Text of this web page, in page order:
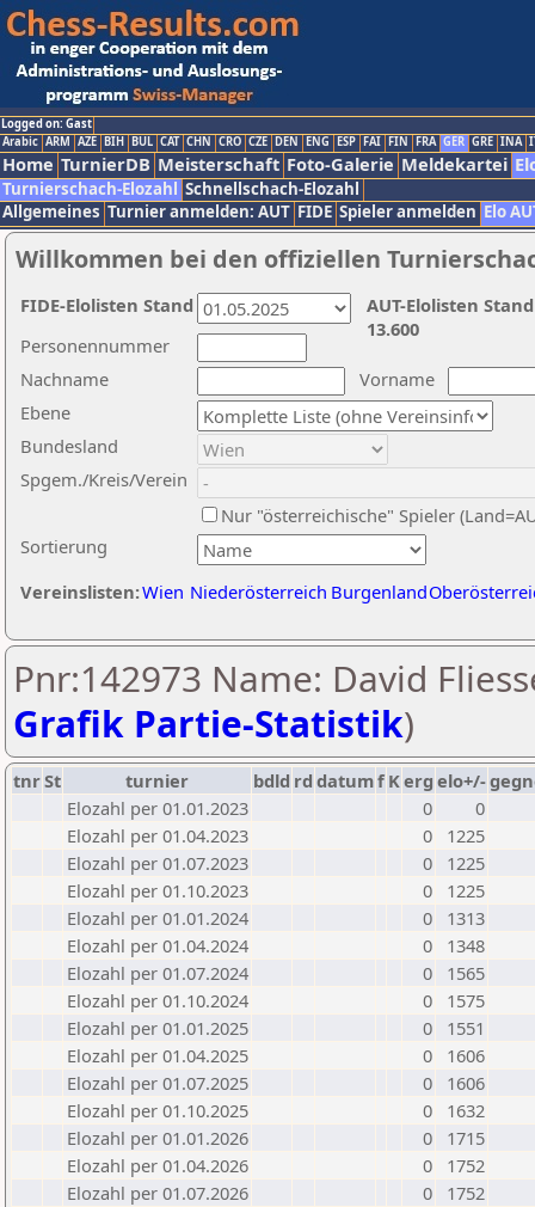
Logged on: Gast
Arabic ARM AZE BIH BUL CAT CHN CRO CZE DEN ENG ESP FAI FIN FRA GER GRE INA
Home TurnierDB Meisterschaft Foto-Galerie Meldekartei
Turnierschach-Elozahl Schnellschach-Elozahl
Allgemeines Turnier anmelden: AUT FIDE Spieler anmelden Elo
Willkommen bei den offiziellen
Nachname
Vorname
Ebene
Sortierung
Personennummer
Bundesland
Spgem./Kreis/Verein
Nur "österreichische" Spieler
Vereinslisten:Wien Niederösterreich Burgenland
AUT-Elolisten
13.600
FIDE-Elolisten Stand
Pnr:142973 Name: David
Grafik Partie-Statistik)
tnrSt turnier bdld rd datumf Kerg elo+/-
Elozahl per 01.01.2023
0
0
Elozahl per 01.04.2023
0
1225
Elozahl per 01.07.2023
0
1225
Elozahl per 01.10.2023
0
1225
Elozahl per 01.01.2024
0
1313
Elozahl per 01.04.2024
0
1348
Elozahl per 01.07.2024
0
1565
Elozahl per 01.10.2024
0
1575
Elozahl per 01.01.2025
0
1551
Elozahl per 01.04.2025
0
1606
Elozahl per 01.07.2025
0
1606
Elozahl per 01.10.2025
0
1632
Elozahl per 01.01.2026
0
1715
Elozahl per 01.04.2026
0
1752
Elozahl per 01.07.2026
0
1752